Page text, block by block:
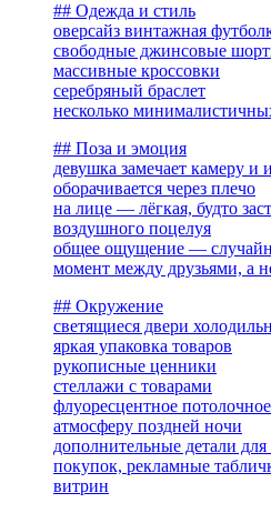
## Одежда и стиль
оверсайз винтажная
свободные джинсовые
массивные кроссовки
серебряный браслет
несколько
## Поза и эмоция
девушка замечает камеру
оборачивается через плечо
на лице — лёгкая, будто
воздушного поцелуя
общее ощущение —
момент между друзьями, а
## Окружение
светящиеся двери
яркая упаковка товаров
рукописные ценники
стеллажи с товарами
флуоресцентное
атмосферу поздней ночи
дополнительные детали
покупок, рекламные
витрин